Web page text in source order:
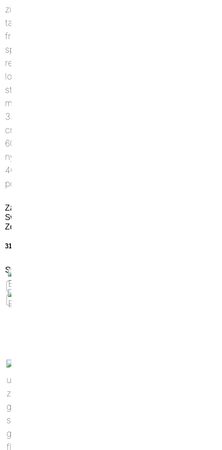
Zaino
Swim
Zeus
31,50
Scegli